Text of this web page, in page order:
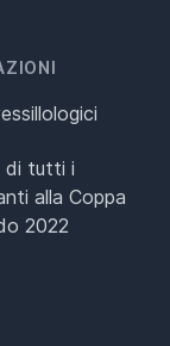
di tutti i
alla Coppa
2022